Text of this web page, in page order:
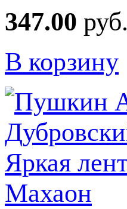
347.00 руб.
В корзину